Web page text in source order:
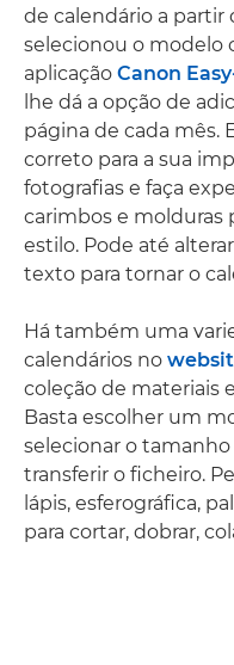
de calendário a partir
selecionou o modelo
aplicação Canon
lhe dá a opção de
página de cada mês.
correto para a sua
fotografias e faça
carimbos e molduras
estilo. Pode até
texto para tornar o
Há também uma
calendários no
coleção de materiais
Basta escolher um
selecionar o
transferir o ficheiro.
lápis, esferográfica,
para cortar, dobrar,